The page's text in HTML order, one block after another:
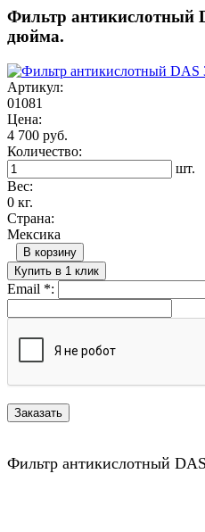
Фильтр антикислотный
дюйма.
Артикул:
01081
Цена:
4 700 руб.
Количество:
шт.
Вес:
0 кг.
Страна:
Мексика
В корзину
Купить в 1 клик
Email *:
Фильтр антикислотный